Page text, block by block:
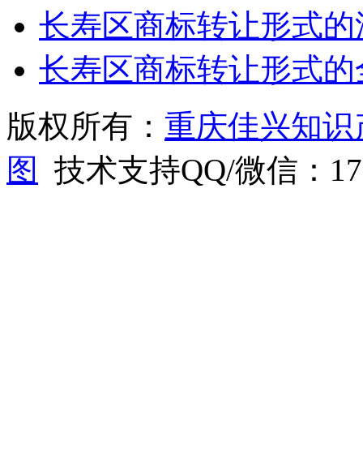
长寿区商标转让形式
长寿区商标转让形式
版权所有： 重庆佳兴知
图
技术支持QQ/微信：